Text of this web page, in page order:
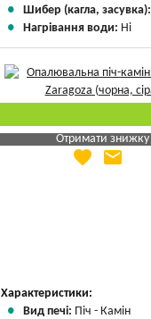
Шибер (кагла,
Нагрівання води: Ні
Отримати знижку
Яка Ваша ціна
favorite email
Характеристики:
Вид печі: Піч - Камін